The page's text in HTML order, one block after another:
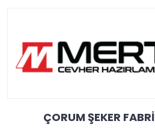
ÇORUM ŞEKER